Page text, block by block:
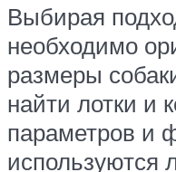
Выбирая
необходимо
размеры
найти лотки и
параметров и
используются